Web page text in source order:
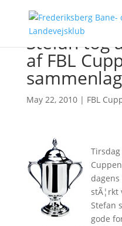
Stefan tog
af FBL
May 22, 2010| FBL
dagens
stÃ¦rkt
Stefan
gode